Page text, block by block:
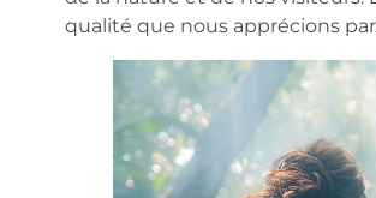
qualité que nous apprécions